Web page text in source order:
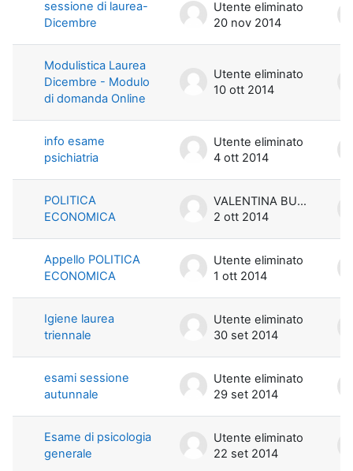
sessione di laurea-
Dicembre
Utente eliminato
20 nov 2014
Modulistica Laurea
Dicembre - Modulo
di domanda Online
Utente eliminato
10 ott 2014
info esame
psichiatria
Utente eliminato
4 ott 2014
POLITICA
ECONOMICA
VALENTINA BURRONI
2 ott 2014
Appello POLITICA
ECONOMICA
Utente eliminato
1 ott 2014
Igiene laurea
triennale
Utente eliminato
30 set 2014
esami sessione
autunnale
Utente eliminato
29 set 2014
Esame di psicologia
generale
Utente eliminato
22 set 2014